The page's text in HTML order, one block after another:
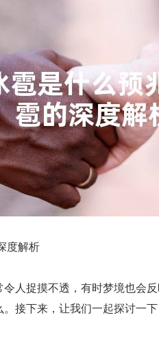
度解析
人捉摸不透，有时梦境也会
接下来，让我们一起探讨一